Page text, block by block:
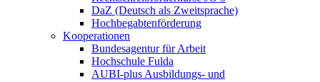
DaZ (Deutsch als Zweitsprache)
Hochbegabtenförderung
Kooperationen
Bundesagentur für Arbeit
Hochschule Fulda
AUBI-plus Ausbildungs- und